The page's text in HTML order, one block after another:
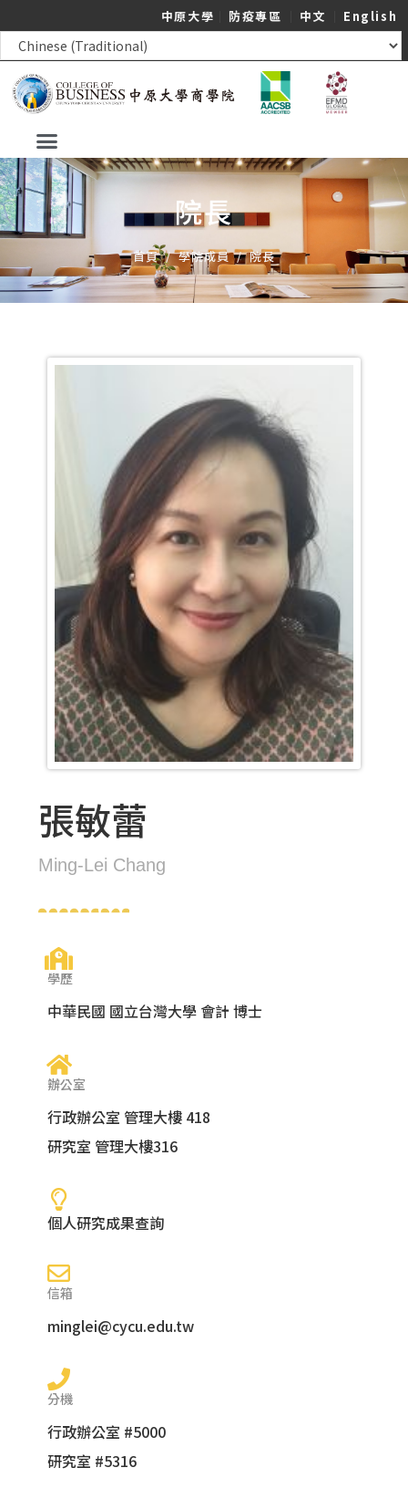
中原大學 防疫專區 中文 English
院長
首頁/學院成員/院長
張敏蕾
Ming-Lei Chang
學歷
中華民國 國立台灣大學 會計 博士
辦公室
行政辦公室 管理大樓 418
研究室 管理大樓316
個人研究成果查詢
信箱
minglei@cycu.edu.tw
分機
行政辦公室 #5000
研究室 #5316